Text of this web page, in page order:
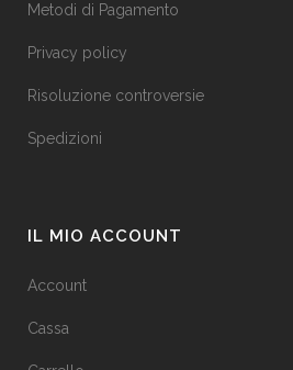
Metodi di Pagamento
Privacy policy
Risoluzione controversie
Spedizioni
IL MIO ACCOUNT
Account
Cassa